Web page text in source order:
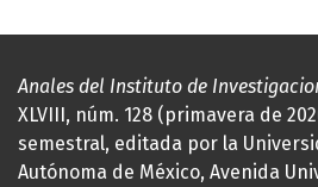
Anales del Instituto de
XLVIII, núm. 128 (primavera de
semestral, editada por la
Autónoma de México, Avenida